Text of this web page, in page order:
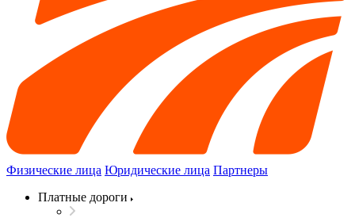
Физические лица Юридические лица Партнеры
Платные дороги